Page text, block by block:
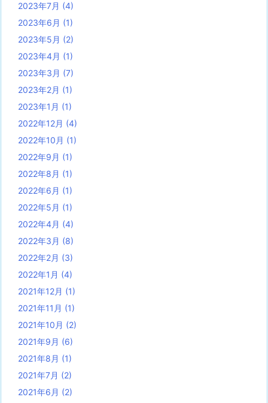
2023年7月 (4)
2023年6月 (1)
2023年5月 (2)
2023年4月 (1)
2023年3月 (7)
2023年2月 (1)
2023年1月 (1)
2022年12月 (4)
2022年10月 (1)
2022年9月 (1)
2022年8月 (1)
2022年6月 (1)
2022年5月 (1)
2022年4月 (4)
2022年3月 (8)
2022年2月 (3)
2022年1月 (4)
2021年12月 (1)
2021年11月 (1)
2021年10月 (2)
2021年9月 (6)
2021年8月 (1)
2021年7月 (2)
2021年6月 (2)